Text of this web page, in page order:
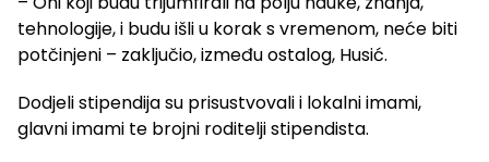
tehnologije, i budu išli u korak s vremenom, neće biti
potčinjeni – zaključio, između ostalog, Husić.
Dodjeli stipendija su prisustvovali i lokalni imami,
glavni imami te brojni roditelji stipendista.